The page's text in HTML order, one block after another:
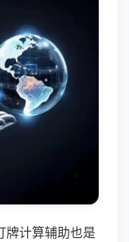
牌计算辅助也是